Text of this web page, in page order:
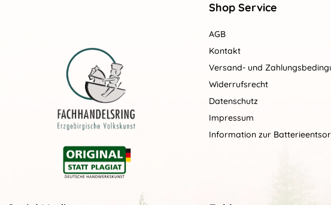
Shop Service
AGB
Kontakt
Versand- und
Widerrufsrecht
Datenschutz
Impressum
Information zur